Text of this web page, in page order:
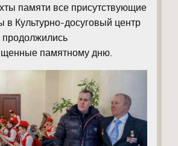
памяти все присутствующие
Культурно-досуговый центр
памятному дню.